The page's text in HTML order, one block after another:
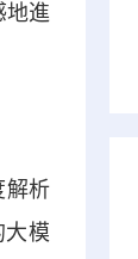
地進
解析
模